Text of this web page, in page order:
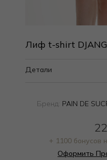
Лиф t-shirt
Детали
Бренд: PAIN DE
+ 1100 бонусов
Оформить